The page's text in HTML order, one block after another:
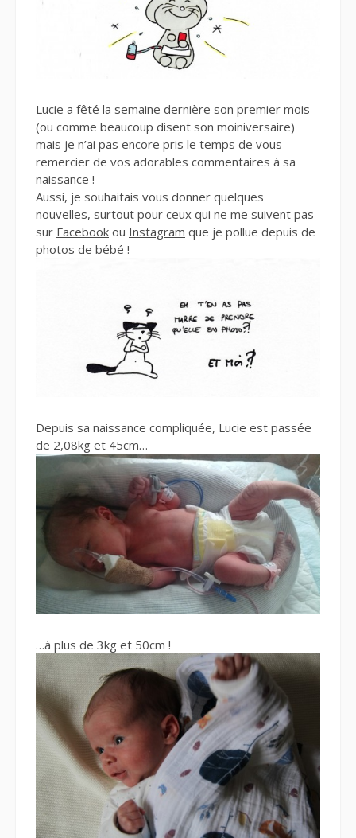
Lucie a fêté la semaine dernière son premier mois
(ou comme beaucoup disent son moiniversaire)
mais je n’ai pas encore pris le temps de vous
remercier de vos adorables commentaires à sa
naissance !
Aussi, je souhaitais vous donner quelques
nouvelles, surtout pour ceux qui ne me suivent pas
sur Facebook ou Instagram que je pollue depuis de
photos de bébé !
Depuis sa naissance compliquée, Lucie est passée
de 2,08kg et 45cm…
…à plus de 3kg et 50cm !